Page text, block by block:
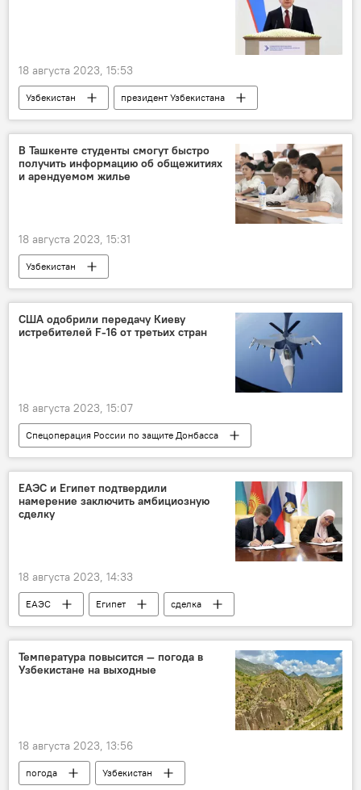
сум
18 августа 2023, 15:53
Узбекистан
президент Узбекистана
Шавкат Мирзиёев
прямой диалог
предприниматели
Встреча
Экономика
В Ташкенте студенты смогут быстро
получить информацию об общежитиях
и арендуемом жилье
18 августа 2023, 15:31
Узбекистан
США одобрили передачу Киеву
истребителей F-16 от третьих стран
18 августа 2023, 15:07
Спецоперация России по защите Донбасса
спецоперация
В мире
США
Дания
Нидерланды
Украина
ВСУ
F-16
НАТО
вооружение
ЕАЭС и Египет подтвердили
намерение заключить амбициозную
сделку
18 августа 2023, 14:33
ЕАЭС Египет
сделка
Соглашение
зона свободной торговли
Экономика
Температура повысится — погода в
Узбекистане на выходные
18 августа 2023, 13:56
погода
Узбекистан